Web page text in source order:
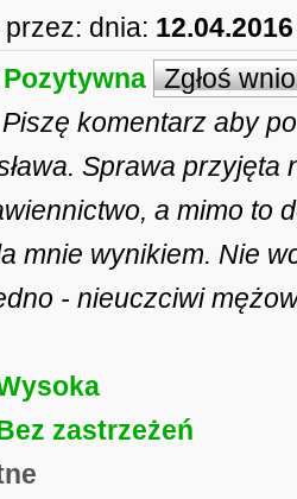
dnia:
Pozytywna Zgłoś
Piszę komentarz aby
Sprawa przyjęta
a mimo to
mnie wynikiem. Nie
- nieuczciwi
zastrzeżeń